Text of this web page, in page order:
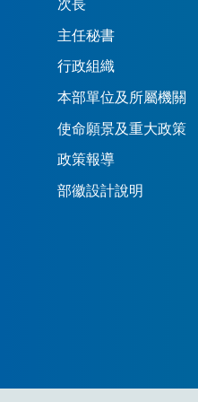
次長
主任秘書
行政組織
本部單位及所屬機關
使命願景及重大政策
政策報導
部徽設計說明